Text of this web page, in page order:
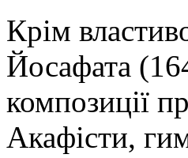
Крім
Йосафата
композиції
Акафісти,